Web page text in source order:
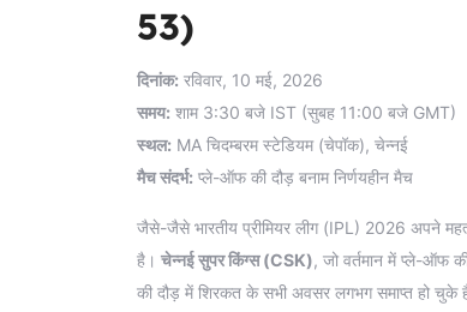
53)
दिनांक: रविवार, 10 मई, 2026
समय: शाम 3:30 बजे IST (सुबह 11:00 बजे GMT)
स्थल: MA चिदम्बरम स्टेडियम (चेपॉक), चेन्नई
मैच संदर्भ: प्ले-ऑफ की दौड़ बनाम निर्णयहीन मैच
जैसे-जैसे भारतीय प्रीमियर लीग (IPL) 2026 अपने
है। चेन्नई सुपर किंग्स (CSK), जो वर्तमान में प्ले-ऑफ
की दौड़ में शिरकत के सभी अवसर लगभग समाप्त हो चुके